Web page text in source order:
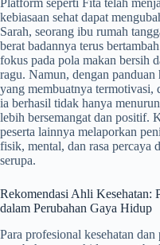
Platform seperti Fita telah
kebiasaan sehat dapat
Sarah, seorang ibu rumah
berat badannya terus
fokus pada pola makan bersih
ragu. Namun, dengan
yang membuatnya termotivasi,
ia berhasil tidak hanya
lebih bersemangat dan positif.
peserta lainnya melaporkan
fisik, mental, dan rasa percaya
serupa.
Rekomendasi Ahli Kesehatan:
dalam Perubahan Gaya Hidup
Para profesional kesehatan